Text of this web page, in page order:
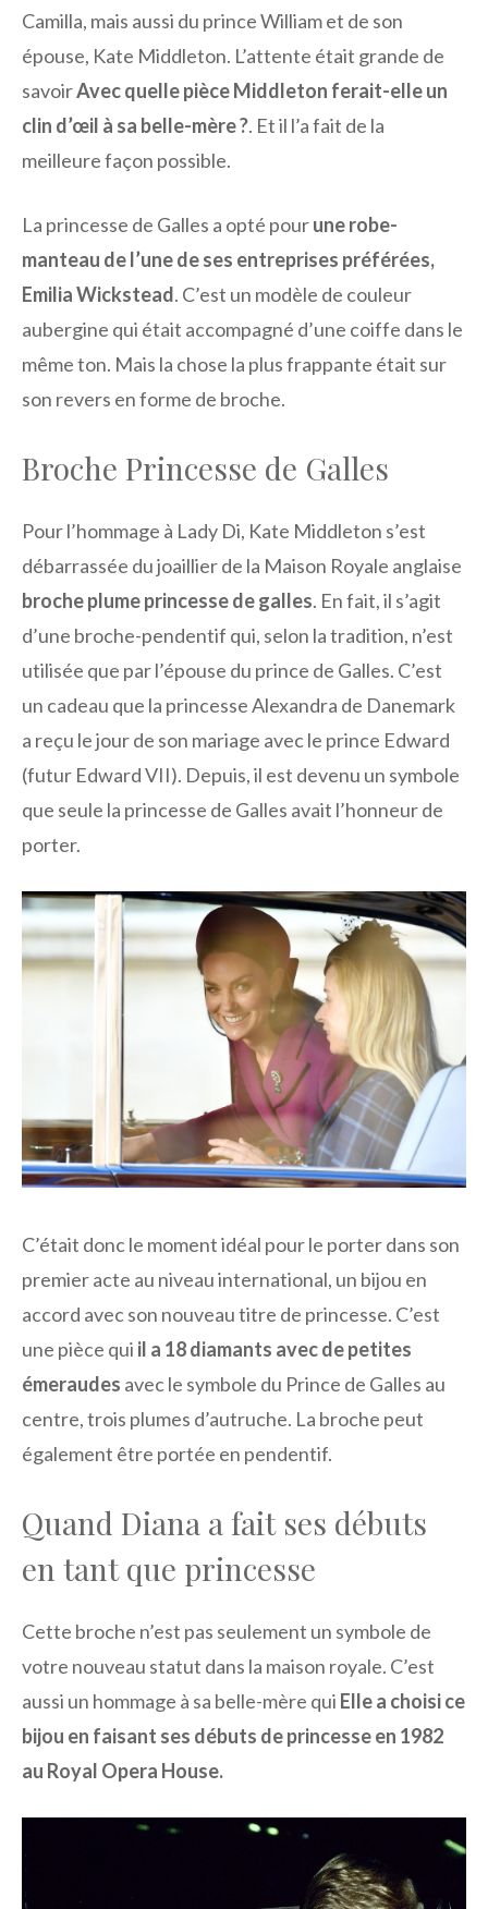
Camilla, mais aussi du prince William et de son
épouse, Kate Middleton. L’attente était grande de
savoirAvec quelle pièce Middleton ferait-elle un
clin d’œil à sa belle-mère ?. Et il l’a fait de la
meilleure façon possible.
La princesse de Galles a opté pourune robe-
manteau de l’une de ses entreprises préférées,
Emilia Wickstead. C’est un modèle de couleur
aubergine qui était accompagné d’une coiffe dans le
même ton. Mais la chose la plus frappante était sur
son revers en forme de broche.
Broche Princesse de Galles
Pour l’hommage à Lady Di, Kate Middleton s’est
débarrassée du joaillier de la Maison Royale anglaise
broche plume princesse de galles. En fait, il s’agit
d’une broche-pendentif qui, selon la tradition, n’est
utilisée que par l’épouse du prince de Galles. C’est
un cadeau que la princesse Alexandra de Danemark
a reçu le jour de son mariage avec le prince Edward
(futur Edward VII). Depuis, il est devenu un symbole
que seule la princesse de Galles avait l’honneur de
porter.
C’était donc le moment idéal pour le porter dans son
premier acte au niveau international, un bijou en
accord avec son nouveau titre de princesse. C’est
une pièce qui il a 18 diamants avec de petites
émeraudes avec le symbole du Prince de Galles au
centre, trois plumes d’autruche. La broche peut
également être portée en pendentif.
Quand Diana a fait ses débuts
en tant que princesse
Cette broche n’est pas seulement un symbole de
votre nouveau statut dans la maison royale. C’est
aussi un hommage à sa belle-mère qui Elle a choisi ce
bijou en faisant ses débuts de princesse en 1982
au Royal Opera House.